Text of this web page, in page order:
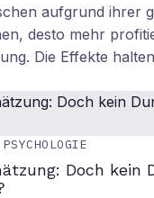
aufgrund ihrer
desto mehr
Die Effekte
Doch kein